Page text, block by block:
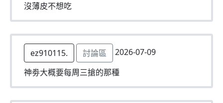
沒薄皮不想吃
ez910115. 討論區
2026-07-09
神劵大概要每周三搶的那種